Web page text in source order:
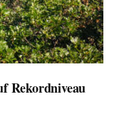
Rekordniveau